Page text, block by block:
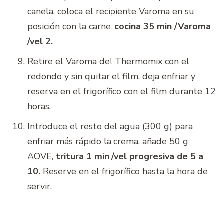
canela, coloca el recipiente Varoma en su
posición con la carne, cocina 35 min /Varoma
/vel 2.
Retire el Varoma del Thermomix con el
redondo y sin quitar el film, deja enfriar y
reserva en el frigorífico con el film durante 12
horas.
Introduce el resto del agua (300 g) para
enfriar más rápido la crema, añade 50 g
AOVE, tritura 1 min /vel progresiva de 5 a
10. Reserve en el frigorífico hasta la hora de
servir.